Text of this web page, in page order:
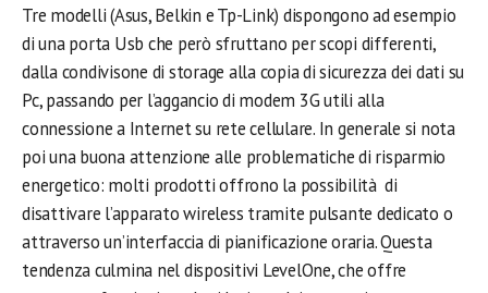
Tre modelli (Asus, Belkin e Tp-Link) dispongono ad esempio
di una porta Usb che però sfruttano per scopi differenti,
dalla condivisone di storage alla copia di sicurezza dei dati su
Pc, passando per l’aggancio di modem 3G utili alla
connessione a Internet su rete cellulare. In generale si nota
poi una buona attenzione alle problematiche di risparmio
energetico: molti prodotti offrono la possibilità di
disattivare l’apparato wireless tramite pulsante dedicato o
attraverso un’interfaccia di pianificazione oraria. Questa
tendenza culmina nel dispositivi LevelOne, che offre